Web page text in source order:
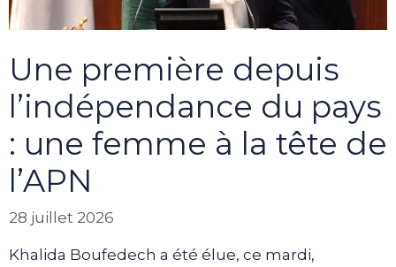
Une première depuis
l’indépendance du pays
: une femme à la tête de
l’APN
28 juillet 2026
Khalida Boufedech a été élue, ce mardi,